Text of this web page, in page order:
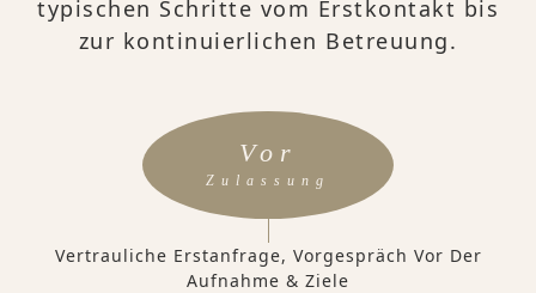
typischen Schritte vom Erstkontakt bis
zur kontinuierlichen Betreuung.
Vor
Zulassung
Vertrauliche Erstanfrage, Vorgespräch Vor Der
Aufnahme & Ziele